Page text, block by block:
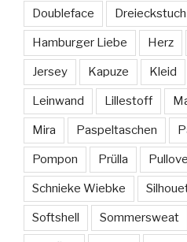
Doubleface Dreieckstuch
Hamburger Liebe Herz
Jersey Kapuze Kleid
Leinwand Lillestoff
Mira Paspeltaschen
Pompon Prülla
Schnieke Wiebke
Softshell Sommersweat